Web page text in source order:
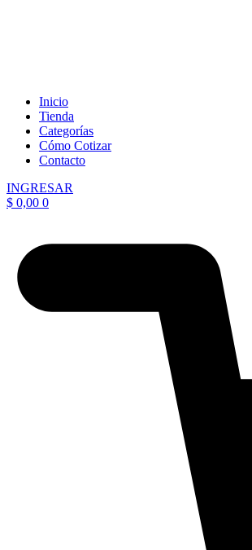
Inicio
Tienda
Categorías
Cómo Cotizar
Contacto
INGRESAR
$ 0,00 0